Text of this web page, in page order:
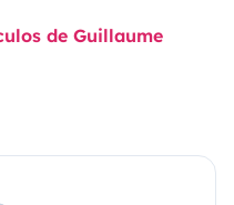
de Guillaume